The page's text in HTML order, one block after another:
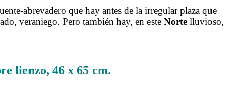
abrevadero que hay antes de la irregular plaza que
veraniego. Pero también hay, en este Norte lluvioso,
lienzo, 46 x 65 cm.